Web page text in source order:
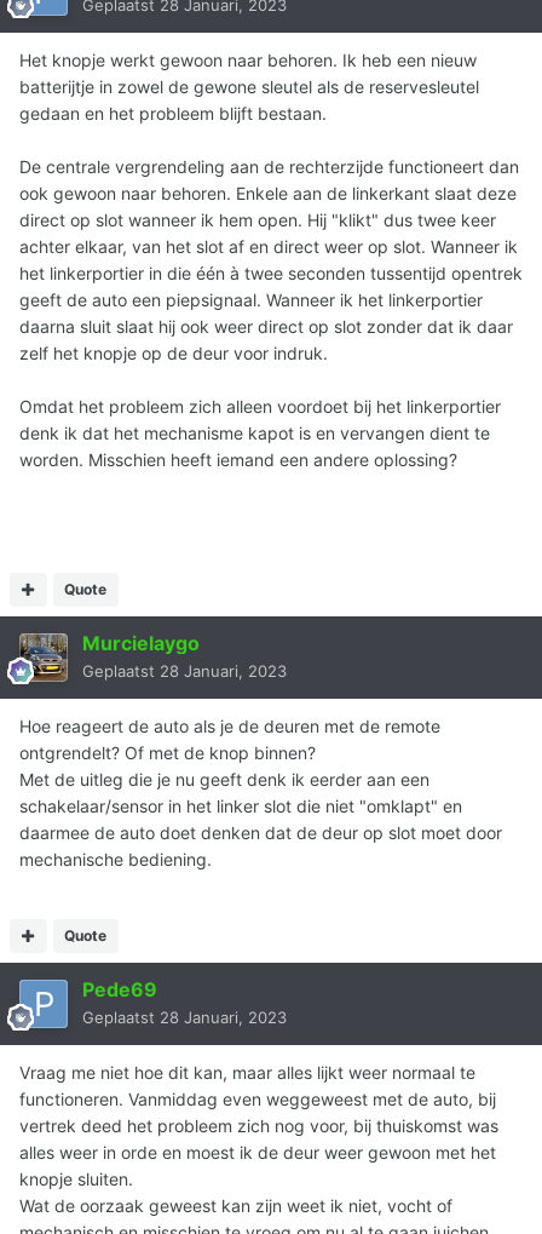
Geplaatst 28 Januari, 2023
Het knopje werkt gewoon naar behoren. Ik heb een nieuw
batterijtje in zowel de gewone sleutel als de reservesleutel
gedaan en het probleem blijft bestaan.
De centrale vergrendeling aan de rechterzijde functioneert dan
ook gewoon naar behoren. Enkele aan de linkerkant slaat deze
direct op slot wanneer ik hem open. Hij "klikt" dus twee keer
achter elkaar, van het slot af en direct weer op slot. Wanneer ik
het linkerportier in die één à twee seconden tussentijd opentrek
geeft de auto een piepsignaal. Wanneer ik het linkerportier
daarna sluit slaat hij ook weer direct op slot zonder dat ik daar
zelf het knopje op de deur voor indruk.
Omdat het probleem zich alleen voordoet bij het linkerportier
denk ik dat het mechanisme kapot is en vervangen dient te
worden. Misschien heeft iemand een andere oplossing?
Quote
Murcielaygo
Geplaatst 28 Januari, 2023
Hoe reageert de auto als je de deuren met de remote
ontgrendelt? Of met de knop binnen?
Met de uitleg die je nu geeft denk ik eerder aan een
schakelaar/sensor in het linker slot die niet "omklapt" en
daarmee de auto doet denken dat de deur op slot moet door
mechanische bediening.
Quote
Pede69
Geplaatst 28 Januari, 2023
Vraag me niet hoe dit kan, maar alles lijkt weer normaal te
functioneren. Vanmiddag even weggeweest met de auto, bij
vertrek deed het probleem zich nog voor, bij thuiskomst was
alles weer in orde en moest ik de deur weer gewoon met het
knopje sluiten.
Wat de oorzaak geweest kan zijn weet ik niet, vocht of